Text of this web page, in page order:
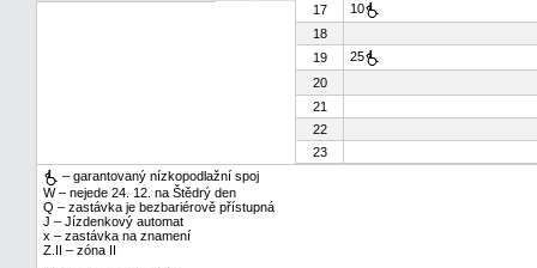
17
10
18
19
25
20
21
22
23
– garantovaný nízkopodlažní spoj
W – nejede 24. 12. na Štědrý den
Q – zastávka je bezbariérově přístupná
J – Jízdenkový automat
x – zastávka na znamení
Z.II – zóna II